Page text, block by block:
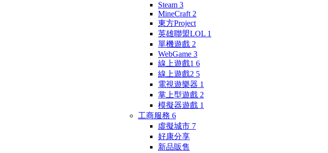
Steam 3
MineCraft 2
東方Project
英雄聯盟LOL 1
單機遊戲 2
WebGame 3
線上遊戲1 6
線上遊戲2 5
電視遊樂器 1
掌上型遊戲 2
模擬器遊戲 1
工商服務 6
虛擬城市 7
好康分享
新品販售